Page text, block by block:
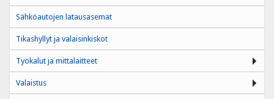
Sähköautojen latausasemat
Tikashyllyt ja valaisinkiskot
Työkalut ja mittalaitteet
Valaistus